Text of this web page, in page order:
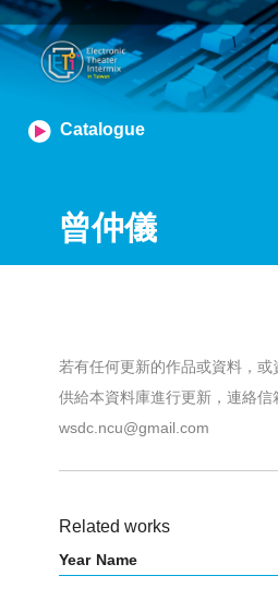
Catalogue
曾仲儀
若有任何更新的作品或資料，
供給本資料庫進行更新，連絡信
wsdc.ncu@gmail.com
Related works
Year Name